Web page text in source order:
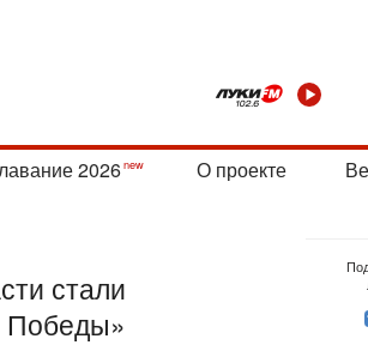
2026 О проекте
стали
Победы»